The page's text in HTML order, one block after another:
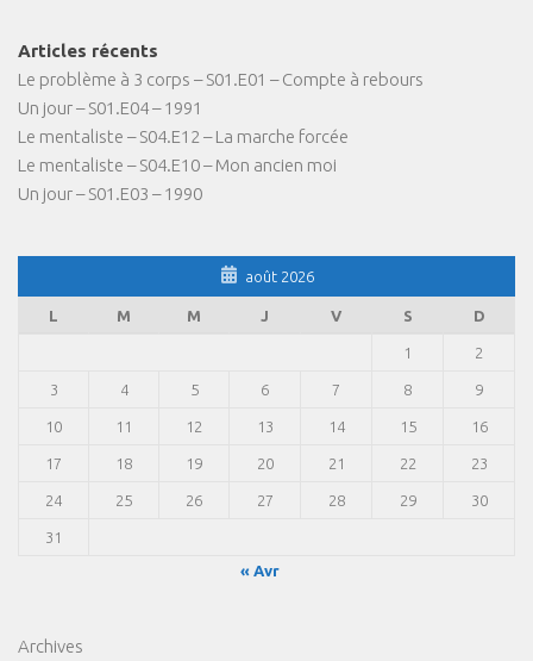
Articles récents
Le problème à 3 corps – S01.E01 – Compte à rebours
Un jour – S01.E04 – 1991
Le mentaliste – S04.E12 – La marche forcée
Le mentaliste – S04.E10 – Mon ancien moi
Un jour – S01.E03 – 1990
août 2026
L M M J V S D
1 2
3 4 5 6 7 8 9
10 11 12 13 14 15 16
17 18 19 20 21 22 23
24 25 26 27 28 29 30
31
« Avr
Archives